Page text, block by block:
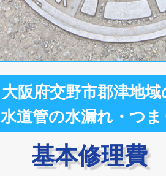
大阪府交野市郡津地域
水道管の水漏れ・つ
基本修理費